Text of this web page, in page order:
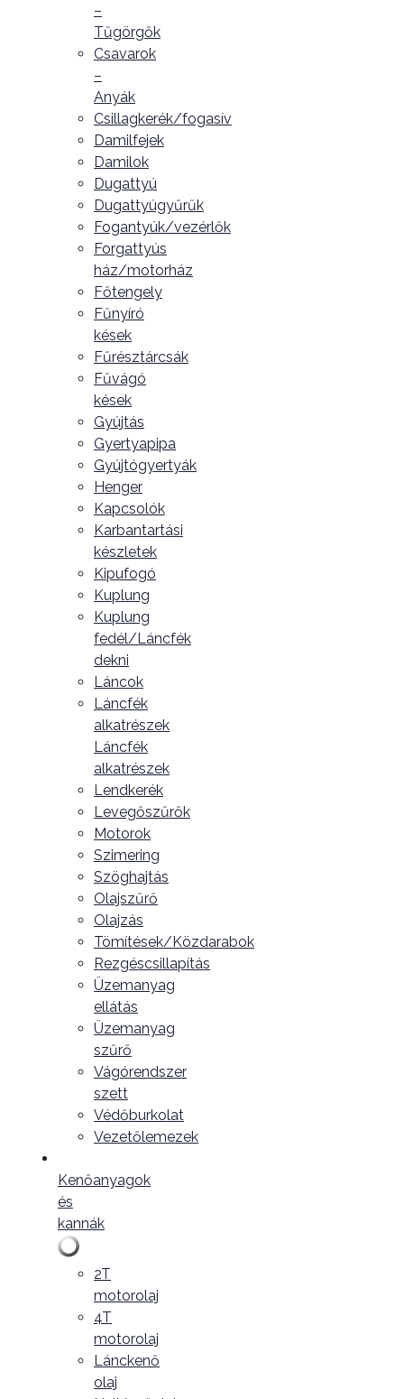
–
Tűgörgők
Csavarok
–
Anyák
Csillagkerék/fogasív
Damilfejek
Damilok
Dugattyú
Dugattyúgyűrűk
Fogantyúk/vezérlők
Forgattyús
ház/motorház
Főtengely
Fűnyíró
kések
Fűrésztárcsák
Fűvágó
kések
Gyújtás
Gyertyapipa
Gyújtógyertyák
Henger
Kapcsolók
Karbantartási
készletek
Kipufogó
Kuplung
Kuplung
fedél/Láncfék
dekni
Láncok
Láncfék
alkatrészek
Láncfék
alkatrészek
Lendkerék
Levegőszűrők
Motorok
Szimering
Szöghajtás
Olajszűrő
Olajzás
Tömítések/Közdarabok
Rezgéscsillapítás
Üzemanyag
ellátás
Üzemanyag
szűrő
Vágórendszer
szett
Védőburkolat
Vezetőlemezek
Kenőanyagok
és
kannák
2T
motorolaj
4T
motorolaj
Lánckenő
olaj